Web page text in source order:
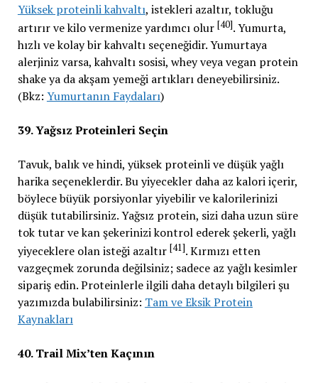
Yüksek proteinli kahvaltı, istekleri azaltır, tokluğu
artırır ve kilo vermenize yardımcı olur [40]. Yumurta,
hızlı ve kolay bir kahvaltı seçeneğidir. Yumurtaya
alerjiniz varsa, kahvaltı sosisi, whey veya vegan protein
shake ya da akşam yemeği artıkları deneyebilirsiniz.
(Bkz: Yumurtanın Faydaları)
39. Yağsız Proteinleri Seçin
Tavuk, balık ve hindi, yüksek proteinli ve düşük yağlı
harika seçeneklerdir. Bu yiyecekler daha az kalori içerir,
böylece büyük porsiyonlar yiyebilir ve kalorilerinizi
düşük tutabilirsiniz. Yağsız protein, sizi daha uzun süre
tok tutar ve kan şekerinizi kontrol ederek şekerli, yağlı
yiyeceklere olan isteği azaltır [41]. Kırmızı etten
vazgeçmek zorunda değilsiniz; sadece az yağlı kesimler
sipariş edin. Proteinlerle ilgili daha detaylı bilgileri şu
yazımızda bulabilirsiniz: Tam ve Eksik Protein
Kaynakları
40. Trail Mix’ten Kaçının